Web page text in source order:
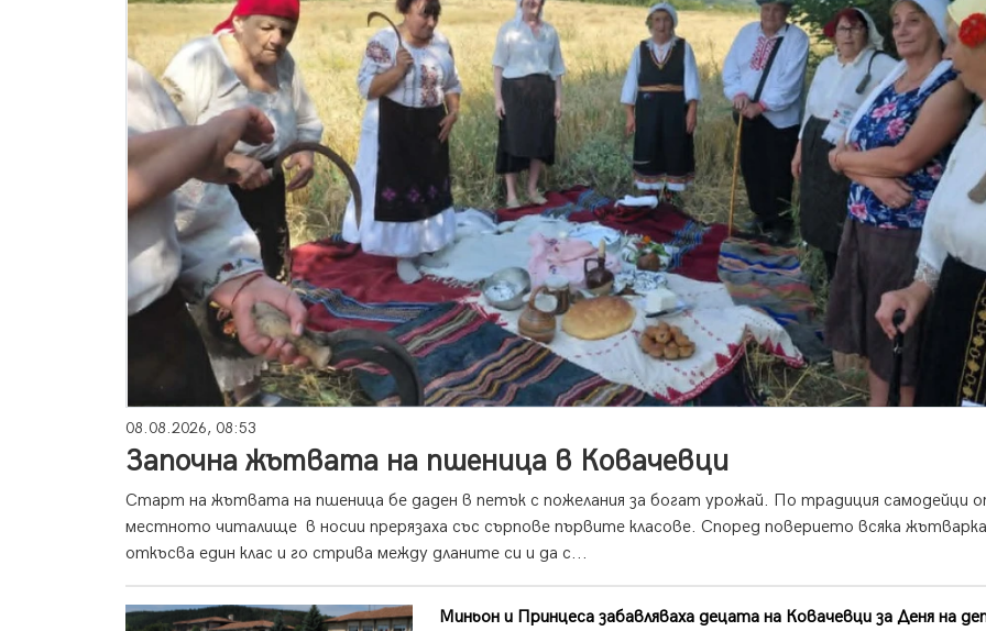
08.08.2026, 08:53
Започна жътвата на пшеница в Ковачевци
Старт на жътвата на пшеница бе даден в петък с пожелания за богат урожай. По традиция самодейци
местното читалище в носии прерязаха със сърпове първите класове. Според поверието всяка жътварка
откъсва един клас и го стрива между дланите си и да с...
Миньон и Принцеса забавляваха децата на Ковачевци за Деня на